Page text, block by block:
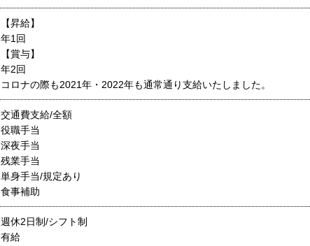
【昇給】
年1回
【賞与】
年2回
コロナの際も2021年・2022年も通常通り支給いたしました。
交通費支給/全額
役職手当
深夜手当
残業手当
単身手当/規定あり
食事補助
週休2日制/シフト制
有給